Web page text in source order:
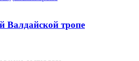
Валдайской тропе